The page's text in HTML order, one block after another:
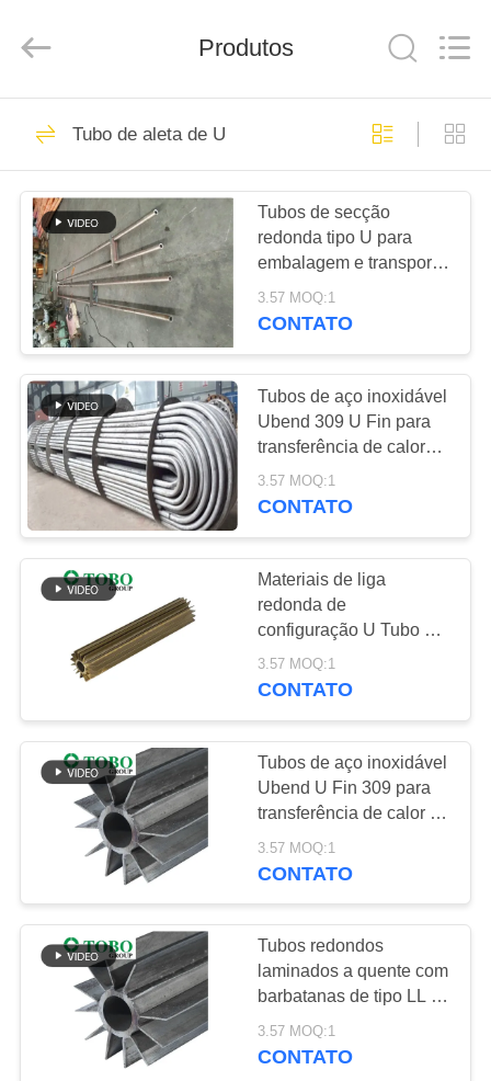
CASA
PRODUTOS
SOBRE
NÓS
EXCURSÃO
DA
FÁBRICA
CONTROLE
DA
QUALIDADE
CONTACTE-
NOTÍCIA
CASOS
DO
SITE
PRIVACY
POLICY
GROUP
CHINA.
Reserved.
Tubulação da liga
de níquel
923
tubulação de aço
inoxidável frente e
verso super
590
tubulação de aço
inoxidável
austenítica
tubulação de aço
revestida
125
Produtos
Tubo de aleta de U
Tubos de secção
redonda tipo U para
embalagem e transporte
em caixas de madeira
3.57 MOQ:1
CONTATO
Tubos de aço inoxidável
Ubend 309 U Fin para
transferência de calor
duradoura em SCH40
3.57 MOQ:1
CONTATO
Materiais de liga
redonda de
configuração U Tubo de
trocador de calor finado
em configuração U
3.57 MOQ:1
CONTATO
Tubos de aço inoxidável
Ubend U Fin 309 para
transferência de calor de
superfície prolongada
3.57 MOQ:1
CONTATO
Tubos redondos
laminados a quente com
barbatanas de tipo LL e
cabeça redonda
3.57 MOQ:1
CONTATO